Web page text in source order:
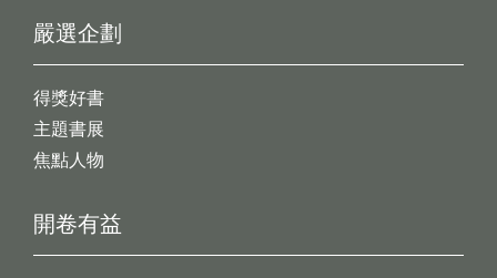
開卷有益
嚴選企劃
得獎好書
主題書展
焦點人物